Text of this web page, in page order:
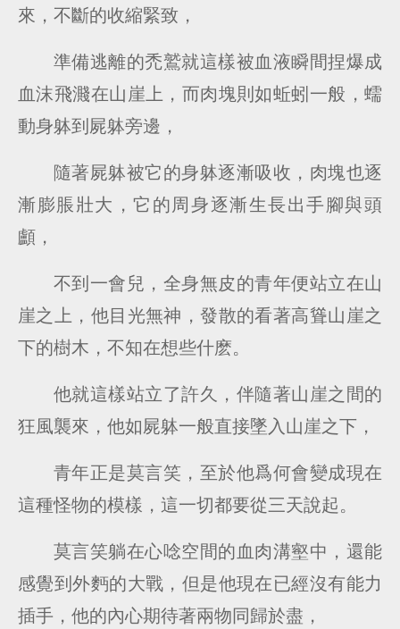
來，不斷的收縮緊致，
準備逃離的禿鷲就這樣被血液瞬間捏爆成
血沫飛濺在山崖上，而肉塊則如蚯蚓一般，蠕
動身躰到屍躰旁邊，
隨著屍躰被它的身躰逐漸吸收，肉塊也逐
漸膨脹壯大，它的周身逐漸生長出手腳與頭
顱，
不到一會兒，全身無皮的青年便站立在山
崖之上，他目光無神，發散的看著高聳山崖之
下的樹木，不知在想些什麽。
他就這樣站立了許久，伴隨著山崖之間的
狂風襲來，他如屍躰一般直接墜入山崖之下，
青年正是莫言笑，至於他爲何會變成現在
這種怪物的模樣，這一切都要從三天說起。
莫言笑躺在心唸空間的血肉溝壑中，還能
感覺到外麪的大戰，但是他現在已經沒有能力
插手，他的內心期待著兩物同歸於盡，